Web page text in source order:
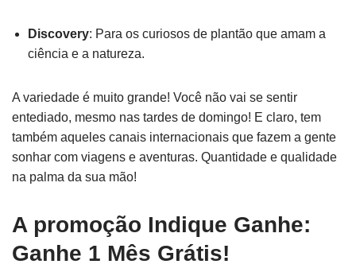
Discovery: Para os curiosos de plantão que amam a
ciência e a natureza.
A variedade é muito grande! Você não vai se sentir
entediado, mesmo nas tardes de domingo! E claro, tem
também aqueles canais internacionais que fazem a gente
sonhar com viagens e aventuras. Quantidade e qualidade
na palma da sua mão!
A promoção Indique Ganhe:
Ganhe 1 Mês Grátis!